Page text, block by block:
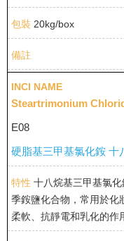
20kg/box
Steartrimonium
E08
硬脂基三甲基氯化銨 十
十八烷基三甲基氯
季銨鹽化合物，常用於化
柔軟、抗靜電和乳化的作